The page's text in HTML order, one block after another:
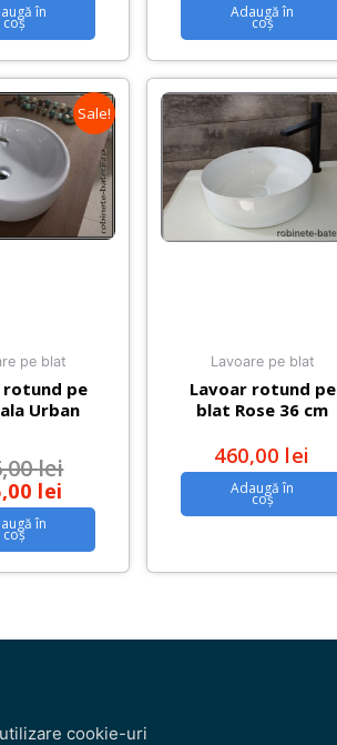
în
coș
Adaugă în
coș
Sale!
pe blat
rotund pe
Urban
lei
lei
în
coș
Lavoare pe blat
Lavoar rotund pe
blat Rose 36 cm
460,00 lei
Adaugă în
coș
cookie-uri